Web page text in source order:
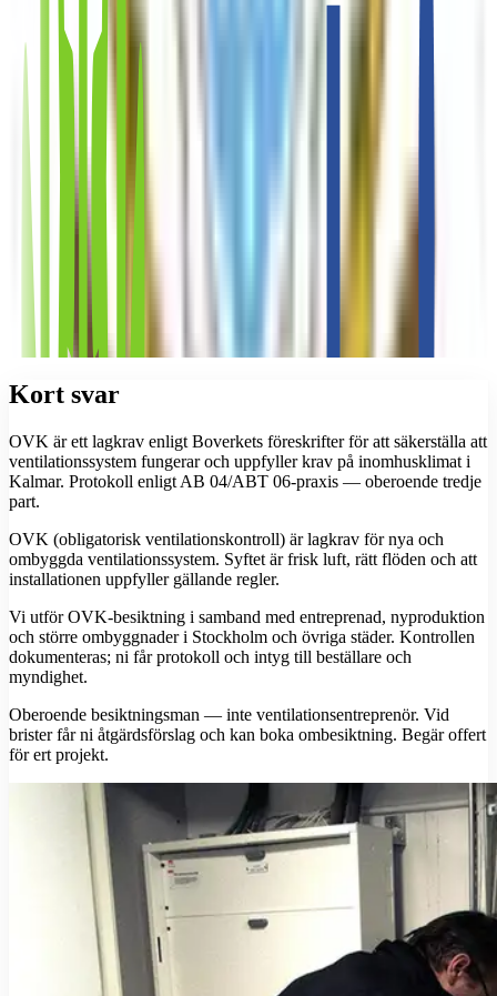
Kort svar
OVK är ett lagkrav enligt Boverkets föreskrifter för att säkerställa att
ventilationssystem fungerar och uppfyller krav på inomhusklimat i
Kalmar. Protokoll enligt AB 04/ABT 06-praxis — oberoende tredje
part.
OVK (obligatorisk ventilationskontroll) är lagkrav för nya och
ombyggda ventilationssystem. Syftet är frisk luft, rätt flöden och att
installationen uppfyller gällande regler.
Vi utför OVK-besiktning i samband med entreprenad, nyproduktion
och större ombyggnader i Stockholm och övriga städer. Kontrollen
dokumenteras; ni får protokoll och intyg till beställare och
myndighet.
Oberoende besiktningsman — inte ventilationsentreprenör. Vid
brister får ni åtgärdsförslag och kan boka ombesiktning. Begär offert
för ert projekt.